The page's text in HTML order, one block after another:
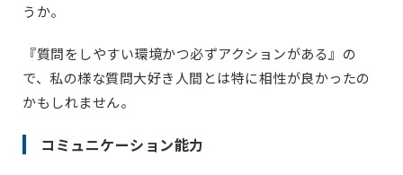
うか。
『質問をしやすい環境かつ必ずアクションがある』の
で、私の様な質問大好き人間とは特に相性が良かったの
かもしれません。
コミュニケーション能力